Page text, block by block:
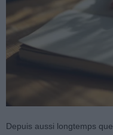
Depuis aussi longtemps